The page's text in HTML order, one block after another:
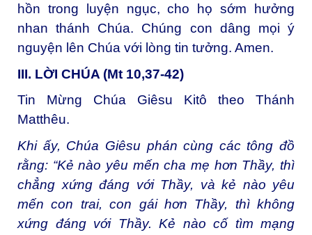
hồn trong luyện ngục, cho họ sớm hưởng
nhan thánh Chúa. Chúng con dâng mọi ý
nguyện lên Chúa với lòng tin tưởng. Amen.
III. LỜI CHÚA (Mt 10,37-42)
Tin Mừng Chúa Giêsu Kitô theo Thánh
Matthêu.
Khi ấy, Chúa Giêsu phán cùng các tông đồ
rằng: “Kẻ nào yêu mến cha mẹ hơn Thầy, thì
chẳng xứng đáng với Thầy, và kẻ nào yêu
mến con trai, con gái hơn Thầy, thì không
xứng đáng với Thầy. Kẻ nào cố tìm mạng